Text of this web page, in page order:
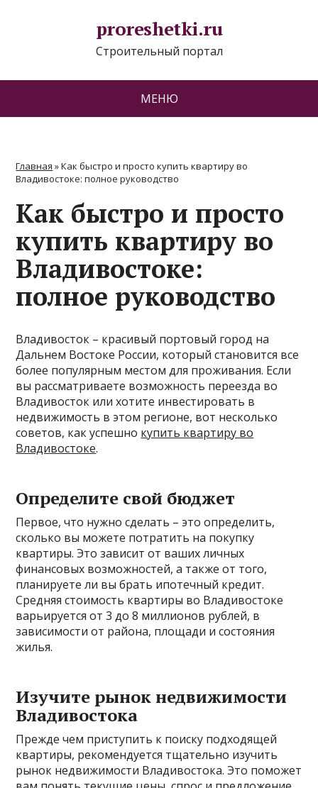
proreshetki.ru
Строительный портал
МЕНЮ
Главная »Как быстро и просто купить квартиру во
Владивостоке: полное руководство
Как быстро и просто
купить квартиру во
Владивостоке:
полное руководство
Владивосток – красивый портовый город на
Дальнем Востоке России, который становится все
более популярным местом для проживания. Если
вы рассматриваете возможность переезда во
Владивосток или хотите инвестировать в
недвижимость в этом регионе, вот несколько
советов, как успешно купить квартиру во
Владивостоке.
Определите свой бюджет
Первое, что нужно сделать – это определить,
сколько вы можете потратить на покупку
квартиры. Это зависит от ваших личных
финансовых возможностей, а также от того,
планируете ли вы брать ипотечный кредит.
Средняя стоимость квартиры во Владивостоке
варьируется от 3 до 8 миллионов рублей, в
зависимости от района, площади и состояния
жилья.
Изучите рынок недвижимости
Владивостока
Прежде чем приступить к поиску подходящей
квартиры, рекомендуется тщательно изучить
рынок недвижимости Владивостока. Это поможет